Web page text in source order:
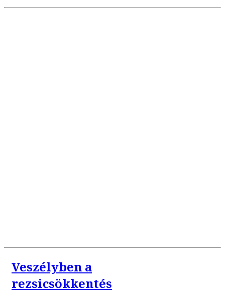
Veszélyben a
rezsicsökkentés